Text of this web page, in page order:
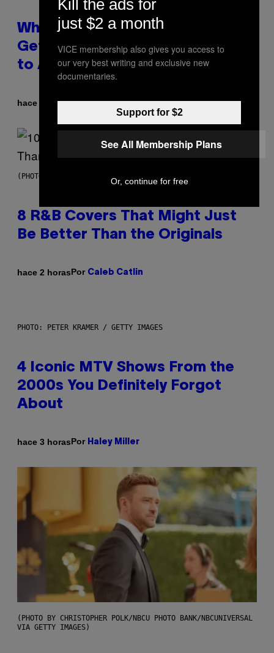
Why A$AP Mob Will Never Fully
Get Back Together, According
to A$AP Rocky
hace 1 horaPorCaleb Catlin
(PHOTO BY EBET ROBERTS/REDFERNS)
8 R&B Covers That Might Just
Be Better Than the Originals
hace 2 horasPor Caleb Catlin
PHOTO: PETER KRAMER / GETTY IMAGES
4 Iconic MTV Shows From the
2000s You Definitely Forgot
About
hace 3 horasPor Haley Miller
(PHOTO BY CHRISTOPHER POLK/NBCU PHOTO BANK/NBCUNIVERSAL
VIA GETTY IMAGES)
Kill the ads for
just $2 a month
VICE membership also gives you access to
our very best writing and exclusive new
documentaries.
Support for $2
See All Membership Plans
Or, continue for free